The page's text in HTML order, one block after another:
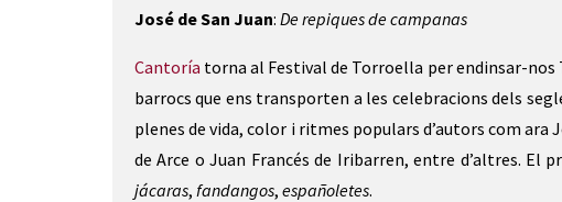
José de San Juan: De repiques de campanas
Cantoría torna al Festival de Torroella per endinsar-
barrocs que ens transporten a les celebracions dels
plenes de vida, color i ritmes populars d’autors com ara
de Arce o Juan Francés de Iribarren, entre d’altres. El
jácaras, fandangos, españoletes.